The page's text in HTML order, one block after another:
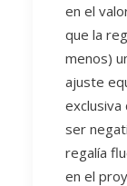
en el
que la
menos)
ajuste
ser
regalía
en el